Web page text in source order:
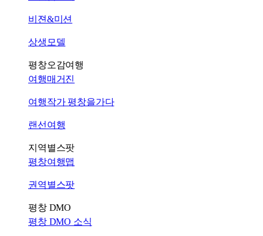
비젼&미션
상생모델
평창오감여행
여행매거진
여행작가 평창을가다
랜선여행
지역별스팟
평창여행맵
권역별스팟
평창 DMO
평창 DMO 소식